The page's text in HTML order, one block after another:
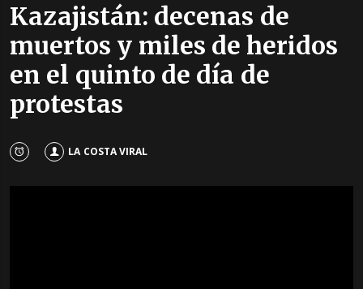
Kazajistán: decenas de
muertos y miles de heridos
en el quinto de día de
protestas
LA COSTA VIRAL